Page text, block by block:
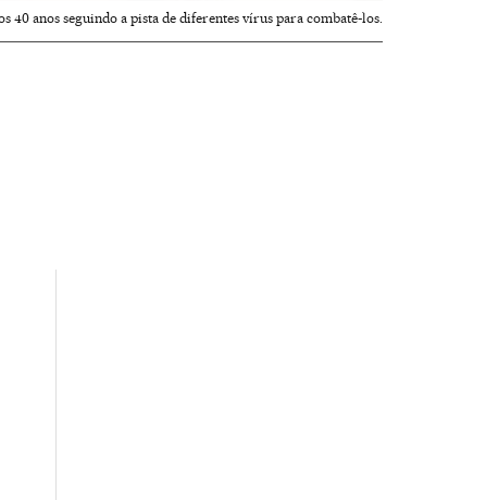
anos seguindo a pista de diferentes vírus para combatê-los.